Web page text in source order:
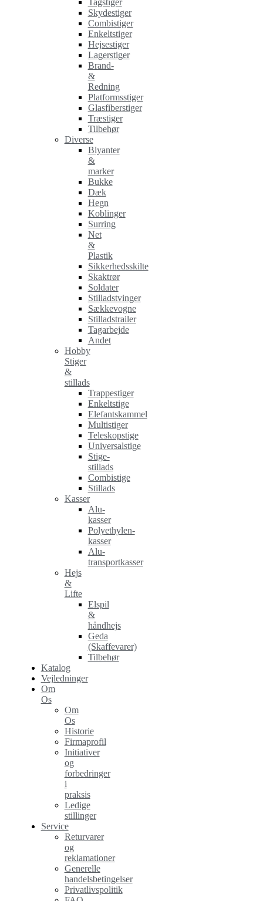
Tagstiger
Skydestiger
Combistiger
Enkeltstiger
Hejsestiger
Lagerstiger
Brand-
&
Redning
Platformsstiger
Glasfiberstiger
Træstiger
Tilbehør
Diverse
Blyanter
&
marker
Bukke
Dæk
Hegn
Koblinger
Surring
Net
&
Plastik
Sikkerhedsskilte
Skaktrør
Soldater
Stilladstvinger
Sækkevogne
Stilladstrailer
Tagarbejde
Andet
Hobby
Stiger
&
stillads
Trappestiger
Enkeltstige
Elefantskammel
Multistiger
Teleskopstige
Universalstige
Stige-
stillads
Combistige
Stillads
Kasser
Alu-
kasser
Polyethylen-
kasser
Alu-
transportkasser
Hejs
&
Lifte
Elspil
&
håndhejs
Geda
(Skaffevarer)
Tilbehør
Katalog
Vejledninger
Om
Os
Om
Os
Historie
Firmaprofil
Initiativer
og
forbedringer
i
praksis
Ledige
stillinger
Service
Returvarer
og
reklamationer
Generelle
handelsbetingelser
Privatlivspolitik